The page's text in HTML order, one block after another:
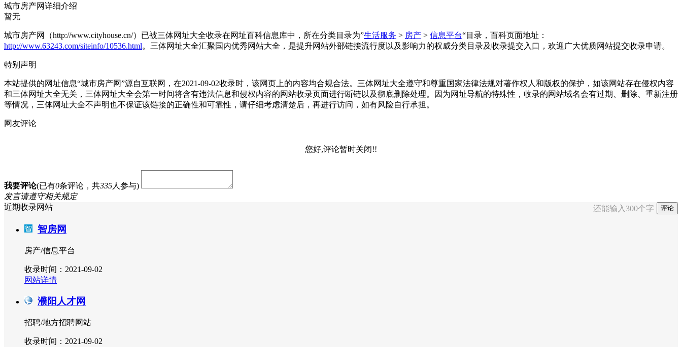
城市房产网详细介绍
暂无
城市房产网（http://www.cityhouse.cn/）已被三体网址大全收录在网址百科信息库中，所在分类目录为”生活服务 > 房产 > 信息平台“目录，百科页面地址：
http://www.63243.com/siteinfo/10536.html。三体网址大全汇聚国内优秀网站大全，是提升网站外部链接流行度以及影响力的权威分类目录及收录提交入口，欢迎广大优质网站提交收录申请。
特别声明
本站提供的网址信息“城市房产网”源自互联网，在2021-09-02收录时，该网页上的内容均合规合法。三体网址大全遵守和尊重国家法律法规对著作权人和版权的保护，如该网站存在侵权内容
和三体网址大全无关，三体网址大全会第一时间将含有违法信息和侵权内容的网站收录页面进行断链以及彻底删除处理。因为网址导航的特殊性，收录的网站域名会有过期、删除、重新注册
等情况，三体网址大全不声明也不保证该链接的正确性和可靠性，请仔细考虑清楚后，再进行访问，如有风险自行承担。
网友评论
您好,评论暂时关闭!!
我要评论(已有0条评论，共335人参与)
发言请遵守相关规定
还能输入 300个字
近期收录网站
智房网
房产/信息平台
收录时间：2021-09-02
网站详情
濮阳人才网
招聘/地方招聘网站
收录时间：2021-09-02